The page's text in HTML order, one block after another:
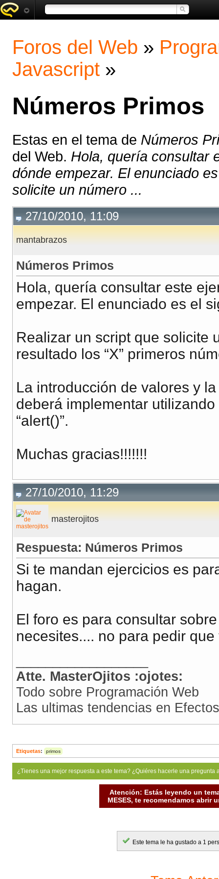
Foros del Web »
Javascript »
Números Primos
Estas en el tema de Números
del Web. Hola, quería consultar
dónde empezar. El enunciado
solicite un número ...
27/10/2010, 11:09
mantabrazos
Números Primos
Hola, quería consultar este
empezar. El enunciado es el
Realizar un script que solicite
resultado los “X” primeros
La introducción de valores y
deberá implementar
“alert()”.
Muchas gracias!!!!!!!
27/10/2010, 11:29
masterojitos
Respuesta: Números Primos
Si te mandan ejercicios es
hagan.
El foro es para consultar
necesites.... no para pedir
Atte. MasterOjitos :ojotes:
Todo sobre Programación Web
Las ultimas tendencias en
Etiquetas: primos
¿Tienes una mejor respuesta a este tema? ¿Quiéres hacerle una
Atención: Estás leyendo un
MESES, te recomendamos abrir
Este tema le ha gustado a 1